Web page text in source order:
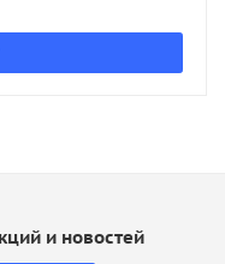
и новостей